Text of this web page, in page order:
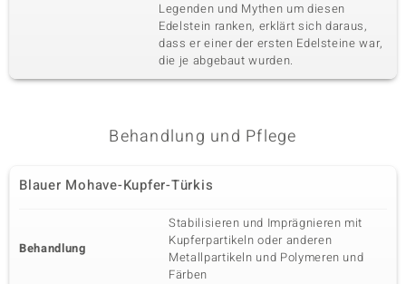
Legenden und Mythen um diesen
Edelstein ranken, erklärt sich daraus,
dass er einer der ersten Edelsteine war,
die je abgebaut wurden.
Behandlung und Pflege
Blauer Mohave-Kupfer-Türkis
Behandlung
Stabilisieren und Imprägnieren mit
Kupferpartikeln oder anderen
Metallpartikeln und Polymeren und
Färben